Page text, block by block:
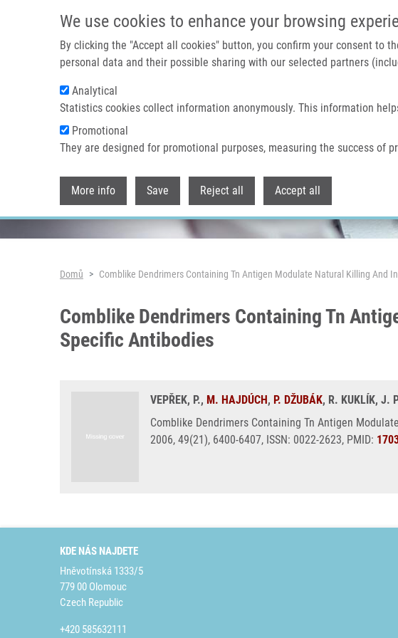
We use cookies to enhance your browsing
By clicking the "Accept all cookies" button, you confirm your consent to
personal data and their possible sharing with our selected partners
Analytical
Statistics cookies collect information anonymously. This information
Promotional
They are designed for promotional purposes, measuring the success of
More info Save Reject all Accept all
Header image
Drobečková navigace
Domů Comblike Dendrimers Containing Tn Antigen Modulate Natural Killing And
Comblike Dendrimers Containing Tn
Specific Antibodies
VEPŘEK, P., M. HAJDÚCH, P. DŽUBÁK, R. KUKLÍK, J.
Comblike Dendrimers Containing Tn Antigen
2006, 49(21), 6400-6407, ISSN: 0022-2623, PMID:
KDE NÁS NAJDETE
Hněvotínská 1333/5
779 00 Olomouc
Czech Republic
+420 585632111